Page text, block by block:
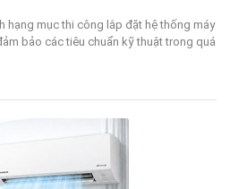
hạng mục thi công lắp đặt hệ thống máy
bảo các tiêu chuẩn kỹ thuật trong quá